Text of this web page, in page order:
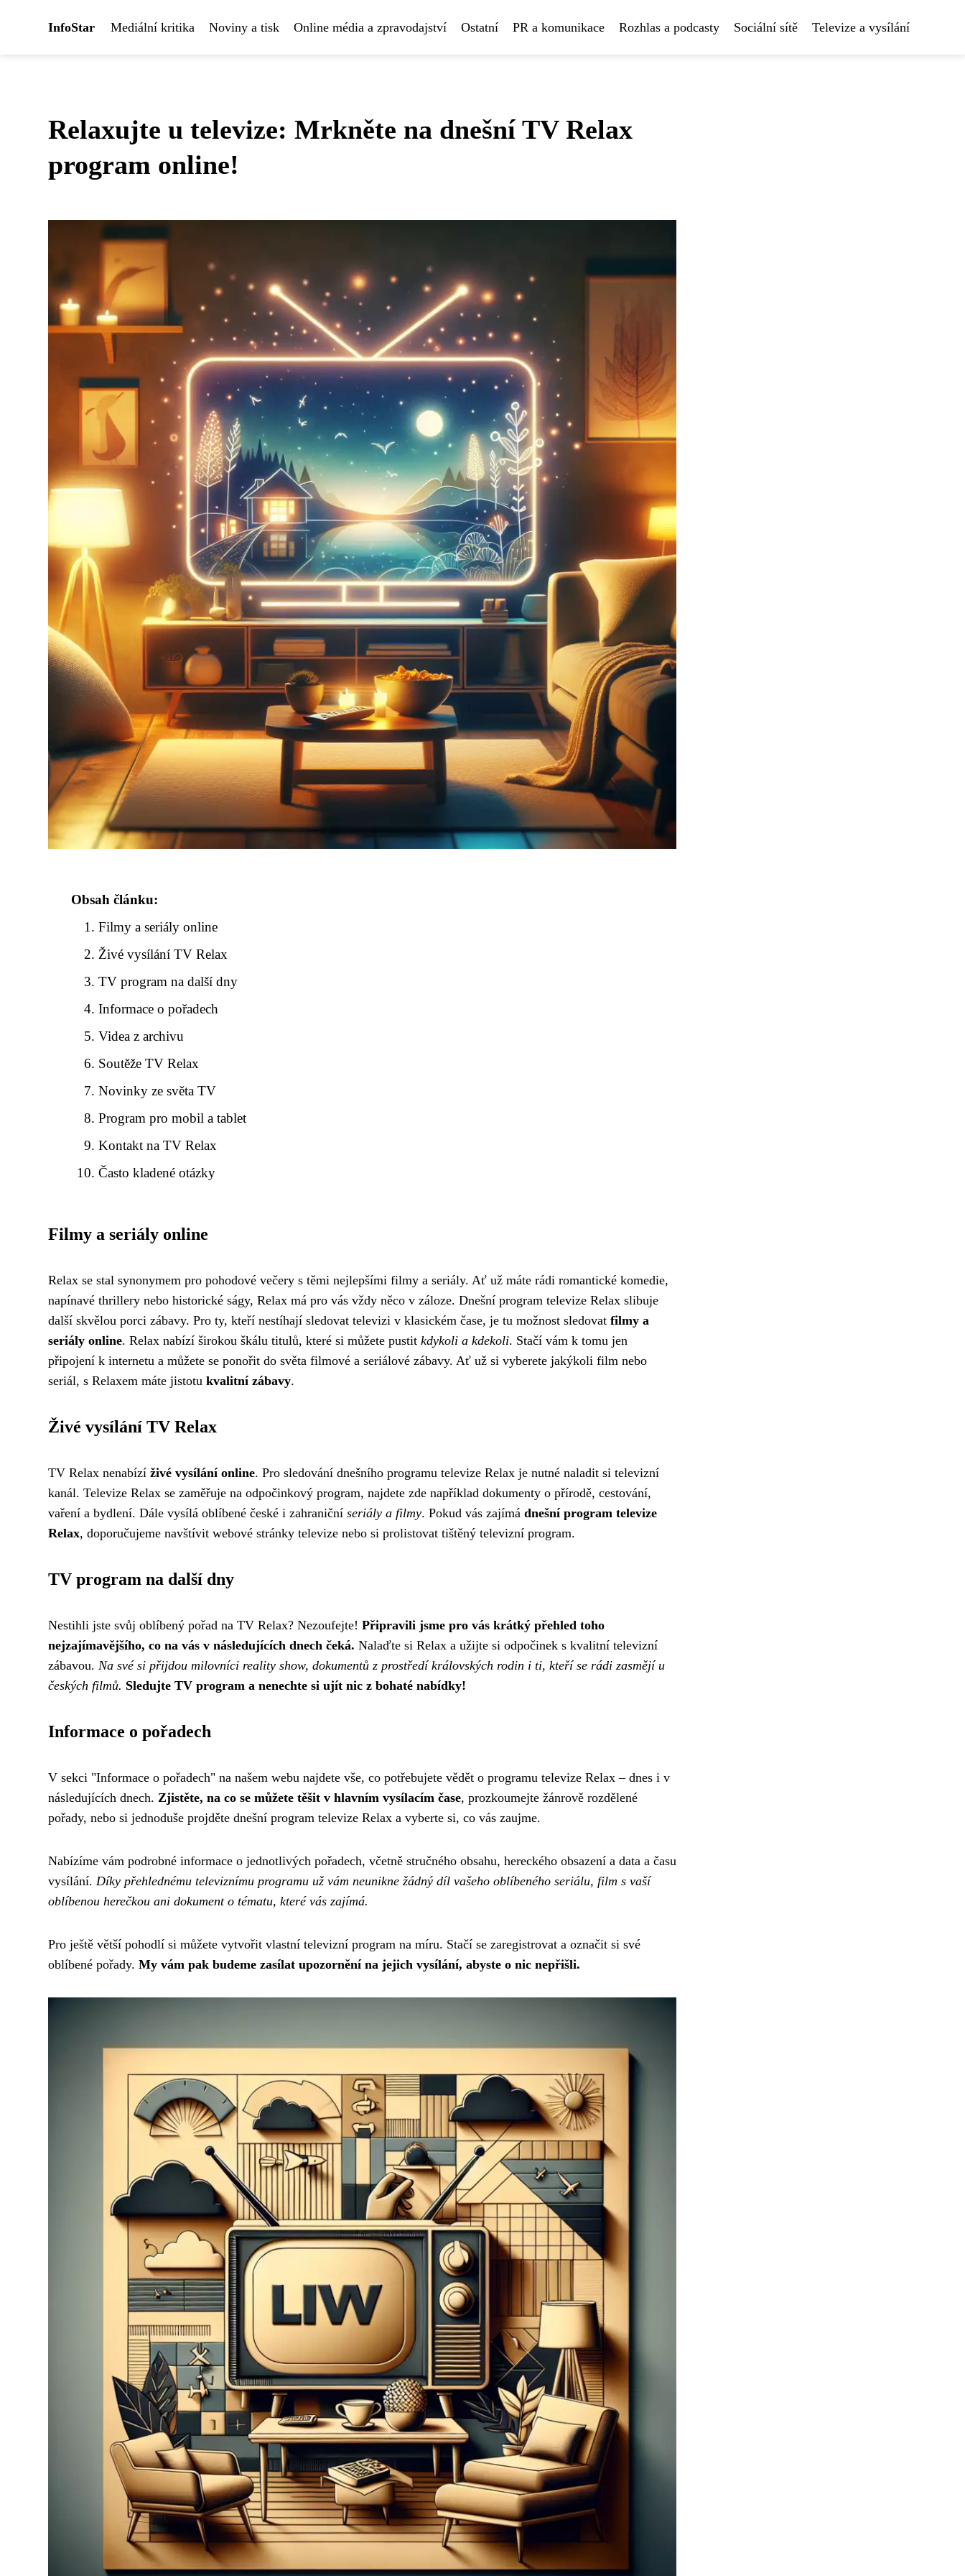
InfoStar Mediální kritika Noviny a tisk Online média a zpravodajství Ostatní PR a komunikace Rozhlas a podcasty Sociální sítě Televize a vysílání
Relaxujte u televize: Mrkněte na dnešní TV Relax
program online!
Obsah článku:
Filmy a seriály online
Živé vysílání TV Relax
TV program na další dny
Informace o pořadech
Videa z archivu
Soutěže TV Relax
Novinky ze světa TV
Program pro mobil a tablet
Kontakt na TV Relax
Často kladené otázky
Filmy a seriály online
Relax se stal synonymem pro pohodové večery s těmi nejlepšími filmy a seriály. Ať už máte rádi romantické komedie,
napínavé thrillery nebo historické ságy, Relax má pro vás vždy něco v záloze. Dnešní program televize Relax slibuje
další skvělou porci zábavy. Pro ty, kteří nestíhají sledovat televizi v klasickém čase, je tu možnost sledovat filmy a
seriály online. Relax nabízí širokou škálu titulů, které si můžete pustit kdykoli a kdekoli. Stačí vám k tomu jen
připojení k internetu a můžete se ponořit do světa filmové a seriálové zábavy. Ať už si vyberete jakýkoli film nebo
seriál, s Relaxem máte jistotu kvalitní zábavy.
Živé vysílání TV Relax
TV Relax nenabízí živé vysílání online. Pro sledování dnešního programu televize Relax je nutné naladit si televizní
kanál. Televize Relax se zaměřuje na odpočinkový program, najdete zde například dokumenty o přírodě, cestování,
vaření a bydlení. Dále vysílá oblíbené české i zahraniční seriály a filmy. Pokud vás zajímá dnešní program televize
Relax, doporučujeme navštívit webové stránky televize nebo si prolistovat tištěný televizní program.
TV program na další dny
Nestihli jste svůj oblíbený pořad na TV Relax? Nezoufejte! Připravili jsme pro vás krátký přehled toho
nejzajímavějšího, co na vás v následujících dnech čeká. Nalaďte si Relax a užijte si odpočinek s kvalitní televizní
zábavou. Na své si přijdou milovníci reality show, dokumentů z prostředí královských rodin i ti, kteří se rádi zasmějí u
českých filmů. Sledujte TV program a nenechte si ujít nic z bohaté nabídky!
Informace o pořadech
V sekci "Informace o pořadech" na našem webu najdete vše, co potřebujete vědět o programu televize Relax – dnes i v
následujících dnech. Zjistěte, na co se můžete těšit v hlavním vysílacím čase, prozkoumejte žánrově rozdělené
pořady, nebo si jednoduše projděte dnešní program televize Relax a vyberte si, co vás zaujme.
Nabízíme vám podrobné informace o jednotlivých pořadech, včetně stručného obsahu, hereckého obsazení a data a času
vysílání. Díky přehlednému televiznímu programu už vám neunikne žádný díl vašeho oblíbeného seriálu, film s vaší
oblíbenou herečkou ani dokument o tématu, které vás zajímá.
Pro ještě větší pohodlí si můžete vytvořit vlastní televizní program na míru. Stačí se zaregistrovat a označit si své
oblíbené pořady. My vám pak budeme zasílat upozornění na jejich vysílání, abyste o nic nepřišli.